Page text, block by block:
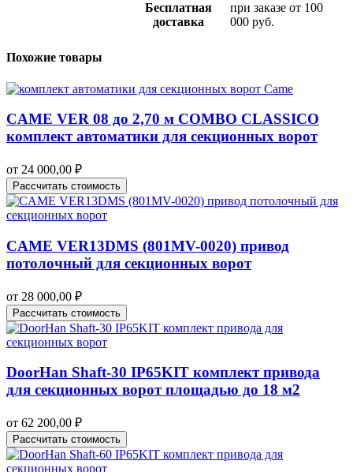
Бесплатная
доставка
при заказе от 100
000 руб.
Похожие товары
CAME VER 08 до 2,70 м COMBO CLASSICO
комплект автоматики для секционных ворот
от 24 000,00 ₽
Рассчитать стоимость
CAME VER13DMS (801MV-0020) привод
потолочный для секционных ворот
от 28 000,00 ₽
Рассчитать стоимость
DoorHan Shaft-30 IP65KIT комплект привода
для секционных ворот площадью до 18 м2
от 62 200,00 ₽
Рассчитать стоимость